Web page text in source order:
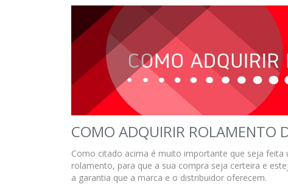
COMO ADQUIRIR ROLAMENTO
Como citado acima é muito importante que seja
rolamento, para que a sua compra seja certeira e
a garantia que a marca e o distribuidor oferecem.